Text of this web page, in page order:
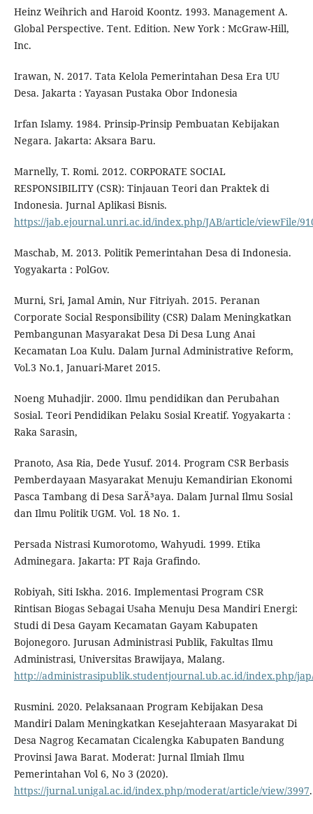
Heinz Weihrich and Haroid Koontz. 1993. Management A.
Global Perspective. Tent. Edition. New York : McGraw-Hill,
Inc.
Irawan, N. 2017. Tata Kelola Pemerintahan Desa Era UU
Desa. Jakarta : Yayasan Pustaka Obor Indonesia
Irfan Islamy. 1984. Prinsip-Prinsip Pembuatan Kebijakan
Negara. Jakarta: Aksara Baru.
Marnelly, T. Romi. 2012. CORPORATE SOCIAL
RESPONSIBILITY (CSR): Tinjauan Teori dan Praktek di
Indonesia. Jurnal Aplikasi Bisnis.
https://jab.ejournal.unri.ac.id/index.php/JAB/article/viewFile/
Maschab, M. 2013. Politik Pemerintahan Desa di Indonesia.
Yogyakarta : PolGov.
Murni, Sri, Jamal Amin, Nur Fitriyah. 2015. Peranan
Corporate Social Responsibility (CSR) Dalam Meningkatkan
Pembangunan Masyarakat Desa Di Desa Lung Anai
Kecamatan Loa Kulu. Dalam Jurnal Administrative Reform,
Vol.3 No.1, Januari-Maret 2015.
Noeng Muhadjir. 2000. Ilmu pendidikan dan Perubahan
Sosial. Teori Pendidikan Pelaku Sosial Kreatif. Yogyakarta :
Raka Sarasin,
Pranoto, Asa Ria, Dede Yusuf. 2014. Program CSR Berbasis
Pemberdayaan Masyarakat Menuju Kemandirian Ekonomi
Pasca Tambang di Desa SarÄ³aya. Dalam Jurnal Ilmu Sosial
dan Ilmu Politik UGM. Vol. 18 No. 1.
Persada Nistrasi Kumorotomo, Wahyudi. 1999. Etika
Adminegara. Jakarta: PT Raja Grafindo.
Robiyah, Siti Iskha. 2016. Implementasi Program CSR
Rintisan Biogas Sebagai Usaha Menuju Desa Mandiri Energi:
Studi di Desa Gayam Kecamatan Gayam Kabupaten
Bojonegoro. Jurusan Administrasi Publik, Fakultas Ilmu
Administrasi, Universitas Brawijaya, Malang.
http://administrasipublik.studentjournal.ub.ac.id/index.php/
Rusmini. 2020. Pelaksanaan Program Kebijakan Desa
Mandiri Dalam Meningkatkan Kesejahteraan Masyarakat Di
Desa Nagrog Kecamatan Cicalengka Kabupaten Bandung
Provinsi Jawa Barat. Moderat: Jurnal Ilmiah Ilmu
Pemerintahan Vol 6, No 3 (2020).
https://jurnal.unigal.ac.id/index.php/moderat/article/view/3997.